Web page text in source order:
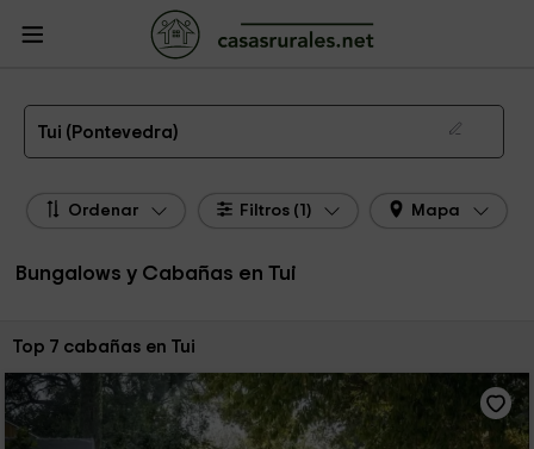
Casas Rurales
Cabañas Galicia
Bungalows y Cabañas Pontevedra
Bungalows y Cabañas Tui
Los mejores bungalows y cabañas en Tui de 2026
Tui (Pontevedra)
Ordenar Filtros (1) Mapa
Bungalows y Cabañas en Tui
Ordenar por:
Top 7 cabañas en Tui